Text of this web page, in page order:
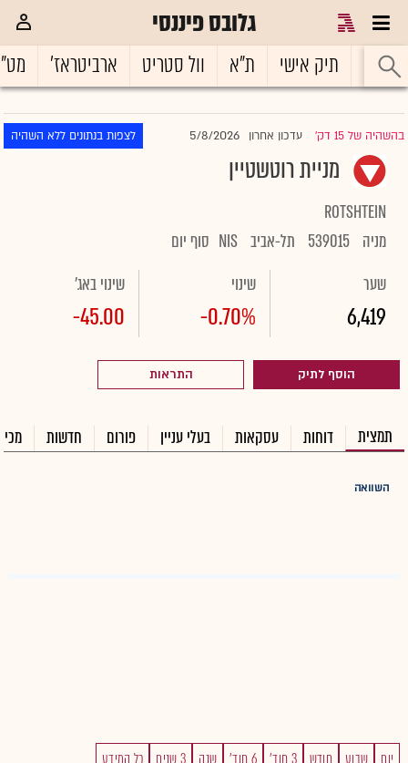
גלובס פיננסי
ראשי תיק אישי ת"א וול סטריט ארביטראז'
בהשהיה של 15 דק' |עדכון אחרון 5/8/2026 לצפות בנתונים ללא השהיה
מניית רוטשטיין
ROTSHTEIN
מניה 539015 תל-אביב NIS סוף יום
שער
6,419
שינוי
-0.70%
שינוי באג'
-45.00
הוסף לתיק התראות
תמצית דוחות עסקאות בעלי עניין פורום חדשות
השוואה